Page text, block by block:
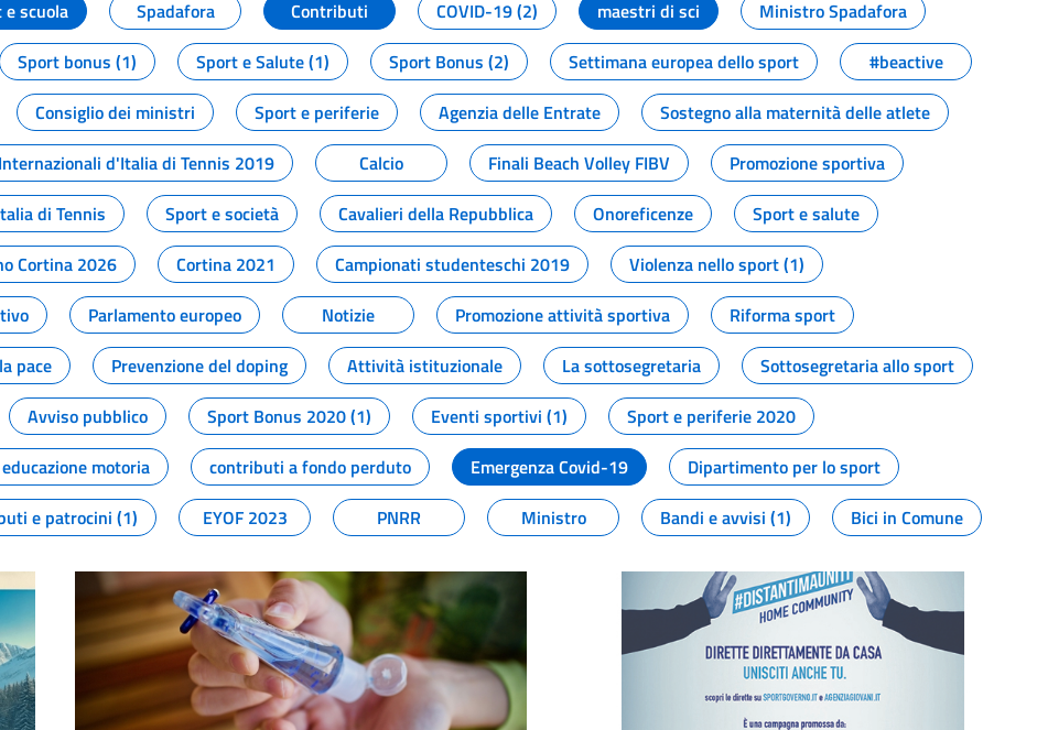
e scuola Spadafora Contributi COVID-19 (2) maestri di sci
Ministro Spadafora
Sport bonus (1) Sport e Salute (1) Sport Bonus (2) Settimana europea dello sport
#beactive
Consiglio dei ministri Sport e periferie Agenzia delle Entrate
Sostegno alla maternità delle atlete
Internazionali d'Italia di Tennis 2019 Calcio Finali Beach Volley FIBV
Promozione sportiva
di Tennis Sport e società Cavalieri della Repubblica Onoreficenze
Sport e salute
Cortina 2026 Cortina 2021 Campionati studenteschi 2019
Violenza nello sport (1)
Parlamento europeo Notizie Promozione attività sportiva
Riforma sport
pace
Prevenzione del doping Attività istituzionale La sottosegretaria
Sottosegretaria allo sport
Avviso pubblico Sport Bonus 2020 (1) Eventi sportivi (1)
Sport e periferie 2020
motoria contributi a fondo perduto Emergenza Covid-19
Dipartimento per lo sport
e patrocini (1) EYOF 2023 PNRR Ministro Bandi e avvisi (1) Bici in Comune